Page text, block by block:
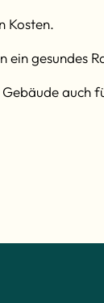
Kosten.
ein gesundes
auch